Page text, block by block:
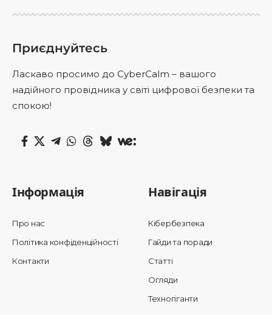
Приєднуйтесь
Ласкаво просимо до CyberCalm – вашого
надійного провідника у світі цифрової безпеки та
спокою!
Інформація
Про нас
Політика конфіденційності
Контакти
Навігація
Кібербезпека
Гайди та поради
Статті
Огляди
Техногіганти